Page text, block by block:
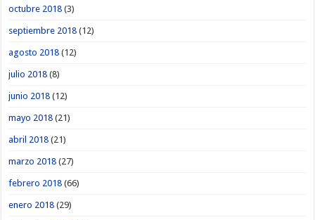
octubre 2018 (3)
septiembre 2018 (12)
agosto 2018 (12)
julio 2018 (8)
junio 2018 (12)
mayo 2018 (21)
abril 2018 (21)
marzo 2018 (27)
febrero 2018 (66)
enero 2018 (29)